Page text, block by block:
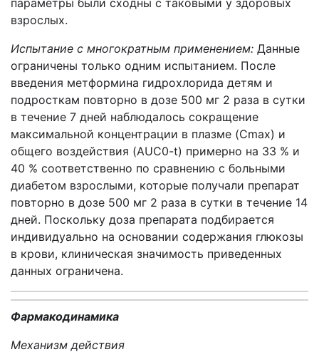
параметры были сходны с таковыми у здоровых
взрослых.
Испытание с многократным применением: Данные
ограничены только одним испытанием. После
введения метформина гидрохлорида детям и
подросткам повторно в дозе 500 мг 2 раза в сутки
в течение 7 дней наблюдалось сокращение
максимальной концентрации в плазме (Cmax) и
общего воздействия (AUC0-t) примерно на 33 % и
40 % соответственно по сравнению с больными
диабетом взрослыми, которые получали препарат
повторно в дозе 500 мг 2 раза в сутки в течение 14
дней. Поскольку доза препарата подбирается
индивидуально на основании содержания глюкозы
в крови, клиническая значимость приведенных
данных ограничена.
Фармакодинамика
Механизм действия